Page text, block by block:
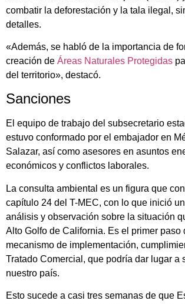
combatir la deforestación y la tala ilegal,
detalles.
«Además, se habló de la importancia de
creación de Áreas Naturales Protegidas
del territorio», destacó.
Sanciones
El equipo de trabajo del subsecretario
estuvo conformado por el embajador en
Salazar, así como asesores en asuntos
económicos y conflictos laborales.
La consulta ambiental es un figura que
capítulo 24 del T-MEC, con lo que inició
análisis y observación sobre la situación
Alto Golfo de California. Es el primer paso
mecanismo de implementación,
Tratado Comercial, que podría dar lugar a
nuestro país.
Esto sucede a casi tres semanas de que